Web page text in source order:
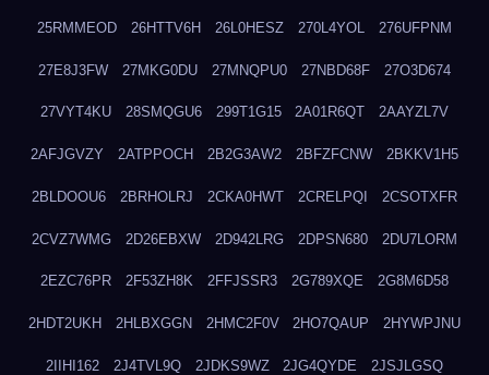
25RMMEOD 26HTTV6H 26L0HESZ 270L4YOL 276UFPNM
27E8J3FW 27MKG0DU 27MNQPU0 27NBD68F 27O3D674
27VYT4KU 28SMQGU6 299T1G15 2A01R6QT 2AAYZL7V
2AFJGVZY 2ATPPOCH 2B2G3AW2 2BFZFCNW 2BKKV1H5
2BLDOOU6 2BRHOLRJ 2CKA0HWT 2CRELPQI 2CSOTXFR
2CVZ7WMG 2D26EBXW 2D942LRG 2DPSN680 2DU7LORM
2EZC76PR 2F53ZH8K 2FFJSSR3 2G789XQE 2G8M6D58
2HDT2UKH 2HLBXGGN 2HMC2F0V 2HO7QAUP 2HYWPJNU
2IIHI162 2J4TVL9Q 2JDKS9WZ 2JG4QYDE 2JSJLGSQ